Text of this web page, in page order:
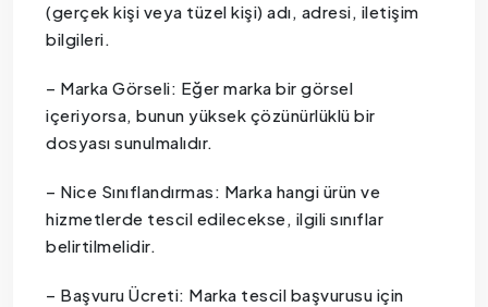
(gerçek kişi veya tüzel kişi) adı, adresi, iletişim
bilgileri.
– Marka Görseli: Eğer marka bir görsel
içeriyorsa, bunun yüksek çözünürlüklü bir
dosyası sunulmalıdır.
– Nice Sınıflandırmas: Marka hangi ürün ve
hizmetlerde tescil edilecekse, ilgili sınıflar
belirtilmelidir.
– Başvuru Ücreti: Marka tescil başvurusu için